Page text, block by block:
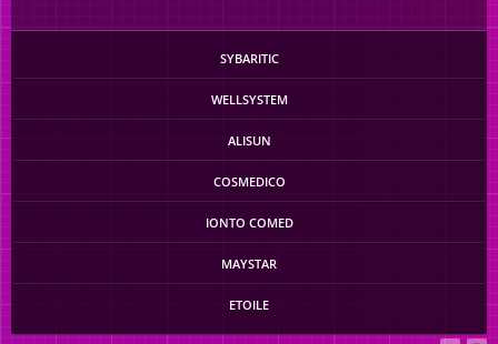
SYBARITIC
WELLSYSTEM
ALISUN
COSMEDICO
IONTO COMED
MAYSTAR
ETOILE